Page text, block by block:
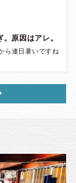
原因はアレ。
ら連日暑いですね